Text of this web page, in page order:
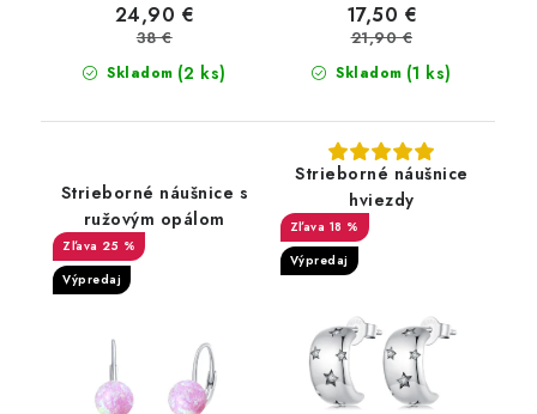
Skladom (2 ks)
24,90 €
38 €
Skladom (1 ks)
17,50 €
21,90 €
Strieborné náušnice s
ružovým opálom
25 %
Výpredaj
Strieborné náušnice
hviezdy
18 %
Výpredaj